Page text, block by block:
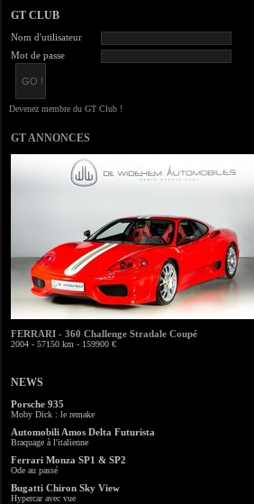
GT CLUB
Nom d'utilisateur
Mot de passe
GT ANNONCES
FERRARI - 360 Challenge Stradale Coupé
2004 - 57150 km - 159900 €
NEWS
Porsche 935
Moby Dick : le remake
Automobili Amos Delta Futurista
Braquage à l'italienne
Ferrari Monza SP1 & SP2
Ode au passé
Bugatti Chiron Sky View
Hypercar avec vue